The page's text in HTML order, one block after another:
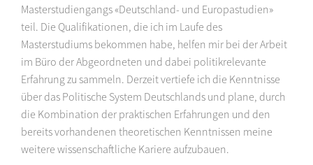
Masterstudiengangs «Deutschland- und Europastudien»
teil. Die Qualifikationen, die ich im Laufe des
Masterstudiums bekommen habe, helfen mir bei der Arbeit
im Büro der Abgeordneten und dabei politikrelevante
Erfahrung zu sammeln. Derzeit vertiefe ich die Kenntnisse
über das Politische System Deutschlands und plane, durch
die Kombination der praktischen Erfahrungen und den
bereits vorhandenen theoretischen Kenntnissen meine
weitere wissenschaftliche Kariere aufzubauen.